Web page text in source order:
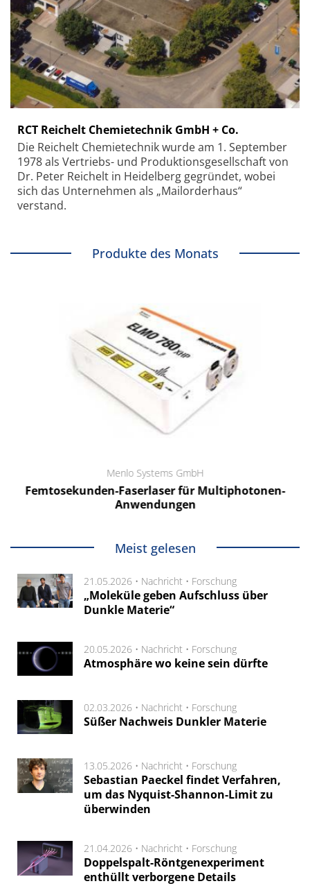
RCT Reichelt Chemietechnik GmbH + Co.
Die Reichelt Chemietechnik wurde am 1. September
1978 als Vertriebs- und Produktionsgesellschaft von
Dr. Peter Reichelt in Heidelberg gegründet, wobei
sich das Unternehmen als „Mailorderhaus“
verstand.
Produkte des Monats
Menlo Systems GmbH
Femtosekunden-Faserlaser für Multiphotonen-
Anwendungen
Meist gelesen
21.05.2026 • Nachricht • Forschung
„Moleküle geben Aufschluss über
Dunkle Materie“
20.05.2026 • Nachricht • Forschung
Atmosphäre wo keine sein dürfte
02.03.2026 • Nachricht • Forschung
Süßer Nachweis Dunkler Materie
13.05.2026 • Nachricht • Forschung
Sebastian Paeckel findet Verfahren,
um das Nyquist-Shannon-Limit zu
überwinden
21.04.2026 • Nachricht • Forschung
Doppelspalt-Röntgenexperiment
enthüllt verborgene Details